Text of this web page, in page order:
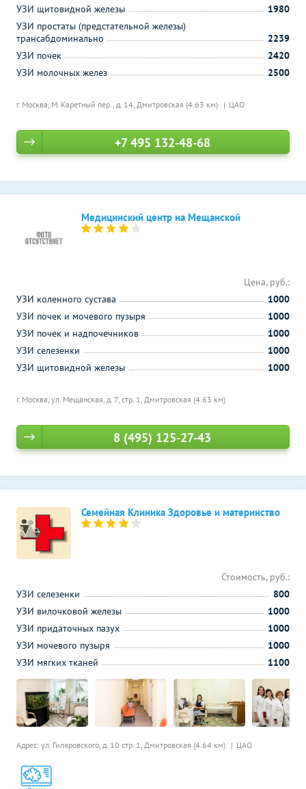
г. Москва, М. Каретный пер., д. 14, Дмитровская (4.63 км) ЦАО
УЗИ щитовидной железы
1980
УЗИ простаты (предстательной железы)
трансабдоминально
2239
УЗИ почек
2420
УЗИ молочных желез
2500
+7 495 132-48-68
Медицинский центр на Мещанской
г. Москва, ул. Мещанская, д. 7, стр. 1, Дмитровская (4.63 км)
Цена, руб.:
УЗИ коленного сустава
1000
УЗИ почек и мочевого пузыря
1000
УЗИ почек и надпочечников
1000
УЗИ селезенки
1000
УЗИ щитовидной железы
1000
8 (495) 125-27-43
Семейная Клиника Здоровье и материнство
Адрес: ул. Гиляровского, д. 10 стр. 1, Дмитровская (4.64 км) ЦАО
Стоимость, руб.:
УЗИ селезенки
800
УЗИ вилочковой железы
1000
УЗИ придаточных пазух
1000
УЗИ мочевого пузыря
1000
УЗИ мягких тканей
1100